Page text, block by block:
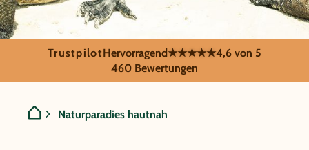
GRUPPENREISE:
Ecuador/Galapagos -
TrustpilotHervorragend★★★★★4,6 von 5
460 Bewertungen
Naturparadies hautnah